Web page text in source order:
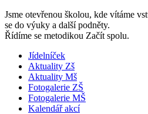
Jsme otevřenou školou, kde vítáme
se do výuky a další podněty.
Řídíme se metodikou Začít spolu.
Jídelníček
Aktuality Zš
Aktuality Mš
Fotogalerie ZŠ
Fotogalerie MŠ
Kalendář akcí